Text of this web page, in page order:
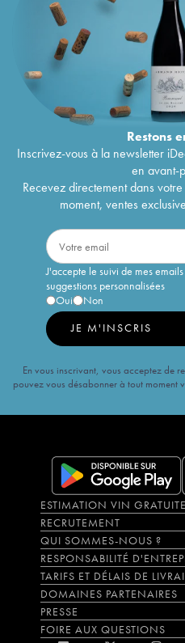
Restons
Inscrivez-vous à la newsletter
en avant-
Recevez directement dans
moment, ventes
J'accepte le suivi de mes
suggestions personnalisées
Oui
Non
JE M'INSCRIS
En vous inscrivant, vous acceptez de
pouvez vous désabonner à tout moment
ESTIMATION VIN GRATUITE
RECRUTEMENT
QUI SOMMES-NOUS ?
RESPONSABILITÉ
TARIFS ET DÉLAIS DE
DOMAINES PARTENAIRES
PRESSE
FOIRE AUX QUESTIONS